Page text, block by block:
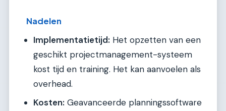
Nadelen
Implementatietijd: Het opzetten van een
geschikt projectmanagement-systeem
kost tijd en training. Het kan aanvoelen als
overhead.
Kosten: Geavanceerde planningssoftware